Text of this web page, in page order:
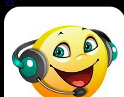
VS